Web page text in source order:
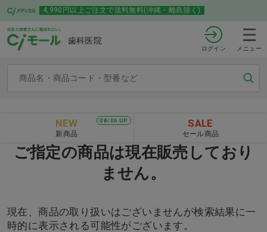
4,990円以上ご注文で送料無料(沖縄・離島除く)
歯科医院
ログイン メニュー
08/06 UP
NEW
新商品
SALE
セール商品
ご指定の商品は現在販売しており
ません。
現在、商品の取り扱いはございませんが検索結果に一
時的に表示される可能性がございます。